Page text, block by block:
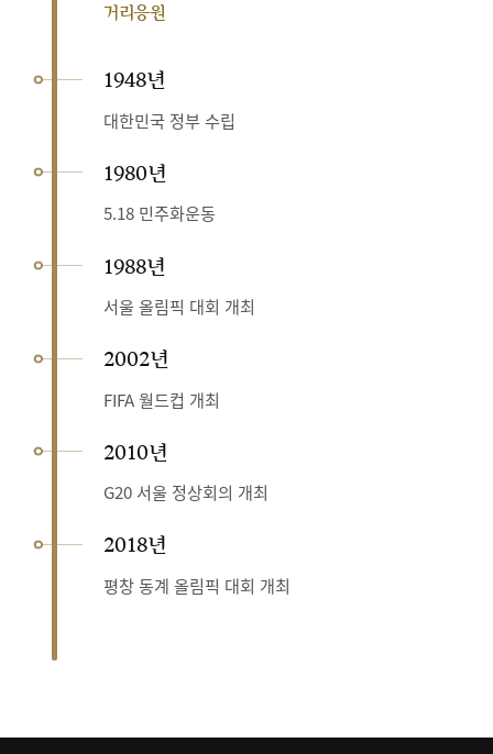
거리응원
1948년
대한민국 정부 수립
1980년
5.18 민주화운동
1988년
서울 올림픽 대회 개최
2002년
FIFA 월드컵 개최
2010년
G20 서울 정상회의 개최
2018년
평창 동계 올림픽 대회 개최